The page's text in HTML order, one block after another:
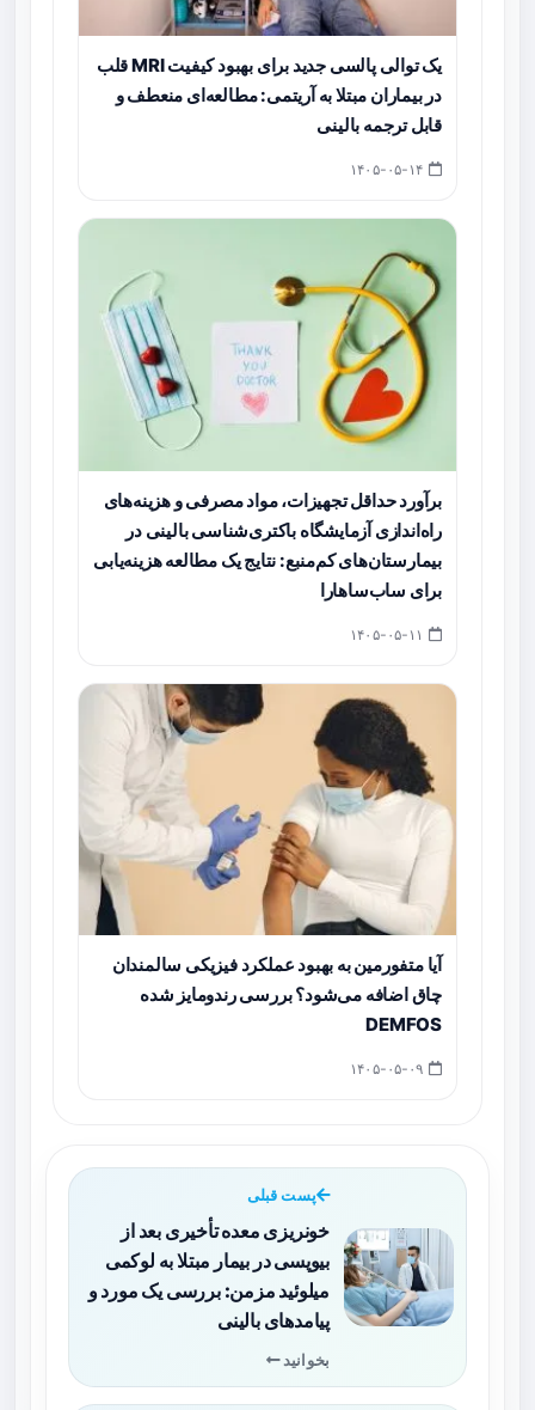
یک توالی پالسی جدید برای بهبود کیفیت MRI قلب
در بیماران مبتلا به آریتمی: مطالعه‌ای منعطف و
قابل ترجمه بالینی
برآورد حداقل تجهیزات، مواد مصرفی و هزینه‌های
راه‌اندازی آزمایشگاه باکتری‌شناسی بالینی در
بیمارستان‌های کم‌منبع: نتایج یک مطالعه هزینه‌یابی
برای ساب‌ساهارا
آیا متفورمین به بهبود عملکرد فیزیکی سالمندان
چاق اضافه می‌شود؟ بررسی رندومایز شده
DEMFOS
پست قبلی
خونریزی معده تأخیری بعد از
بیوپسی در بیمار مبتلا به لوکمی
میلوئید مزمن: بررسی یک مورد و
پیامدهای بالینی
بخوانید